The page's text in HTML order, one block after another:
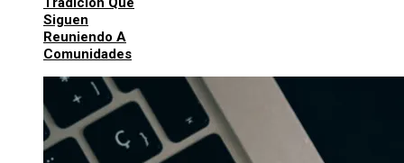
Siguen
Reuniendo A
Comunidades